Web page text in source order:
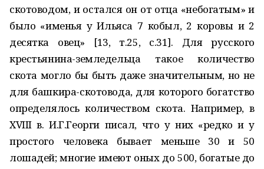
скотоводом, и остался он от отца «небогатым» и
было «именья у Ильяса 7 кобыл, 2 коровы и 2
десятка овец» [13, т.25, с.31]. Для русского
крестьянина-земледельца такое количество
скота могло бы быть даже значительным, но не
для башкира-скотовода, для которого богатство
определялось количеством скота. Например, в
XVIII в. И.Г.Георги писал, что у них «редко и у
простого человека бывает меньше 30 и 50
лошадей; многие имеют оных до 500, богатые до